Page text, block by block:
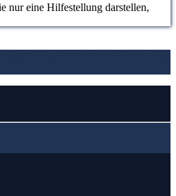
nur eine Hilfestellung darstellen,